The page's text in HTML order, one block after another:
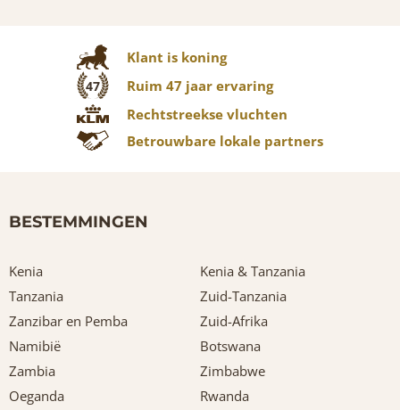
Klant is koning
47
Ruim 47 jaar ervaring
Rechtstreekse vluchten
Betrouwbare lokale partners
BESTEMMINGEN
Kenia
Kenia & Tanzania
Tanzania
Zuid-Tanzania
Zanzibar en Pemba
Zuid-Afrika
Namibië
Botswana
Zambia
Zimbabwe
Oeganda
Rwanda